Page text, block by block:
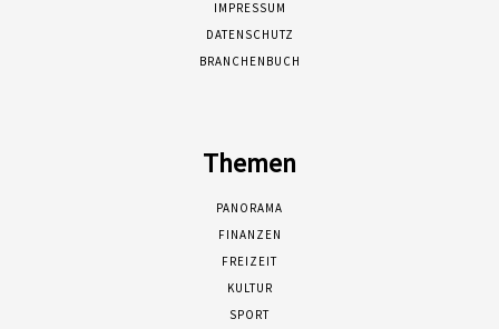
IMPRESSUM
DATENSCHUTZ
BRANCHENBUCH
Themen
PANORAMA
FINANZEN
FREIZEIT
KULTUR
SPORT